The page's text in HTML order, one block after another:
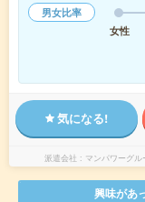
男女比率
女性
気になる!
派遣会社 マンパワーグ
興味があ